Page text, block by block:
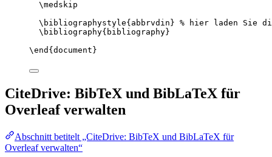
\medskip
\bibliographystyle{abbrvdin} % hier laden Sie
\bibliography{bibliography}
\end { document }
CiteDrive: BibTeX und BibLaTeX für
Overleaf verwalten
Abschnitt betitelt „CiteDrive: BibTeX und BibLaTeX für
Overleaf verwalten“